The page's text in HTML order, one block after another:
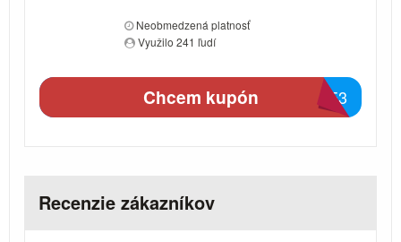
Neobmedzená platnosť
Využilo 241 ľudí
53E3
Chcem kupón
Recenzie zákazníkov